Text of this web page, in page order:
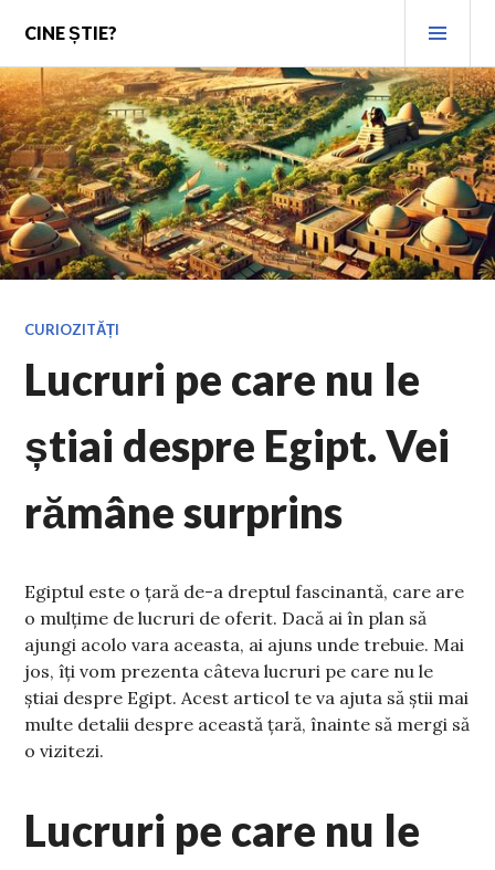
content
CINE ȘTIE?
CURIOZITĂȚI
Lucruri pe care nu le
știai despre Egipt. Vei
rămâne surprins
Egiptul este o țară de-a dreptul fascinantă, care are
o mulțime de lucruri de oferit. Dacă ai în plan să
ajungi acolo vara aceasta, ai ajuns unde trebuie. Mai
jos, îți vom prezenta câteva lucruri pe care nu le
știai despre Egipt. Acest articol te va ajuta să știi mai
multe detalii despre această țară, înainte să mergi să
o vizitezi.
Lucruri pe care nu le